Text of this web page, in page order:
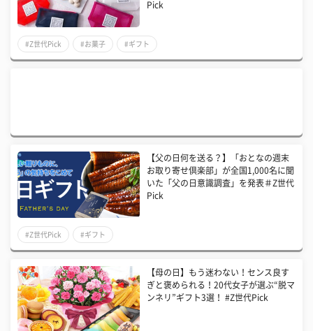
Pick
#Z世代Pick #お菓子 #ギフト
【父の日何を送る？】「おとなの週末
お取り寄せ倶楽部」が全国1,000名に聞
いた「父の日意識調査」を発表＃Z世代
Pick
#Z世代Pick #ギフト
【母の日】もう迷わない！センス良す
ぎと褒められる！20代女子が選ぶ“脱マ
ンネリ”ギフト3選！ #Z世代Pick